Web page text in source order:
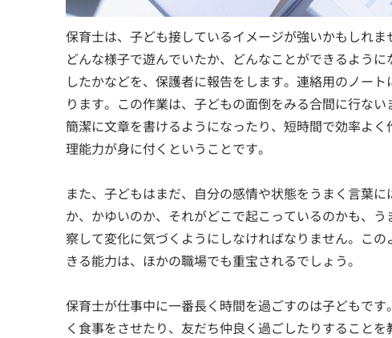
保育士は、子ども接しているイメージが強いかもしれ
どんな様子で遊んでいたか、どんなことができるよう
したかなどを、保護者に報告をします。連絡用のノー
ります。この作業は、子どもの面倒をみる合間に行な
簡潔に文章を書けるようになったり、短時間で効率よ
理能力が身に付くということです。
また、子どもはまだ、自分の感情や状態をうまく言葉
か、かゆいのか、それがどこで起こっているのかも、
察して変化に気づくようにしなければなりません。こ
きる能力は、ほかの職場でも重宝されるでしょう。
保育士が仕事中に一番長く時間を過ごすのは子どもで
く食事をさせたり、友だち仲良く過ごしたりすること